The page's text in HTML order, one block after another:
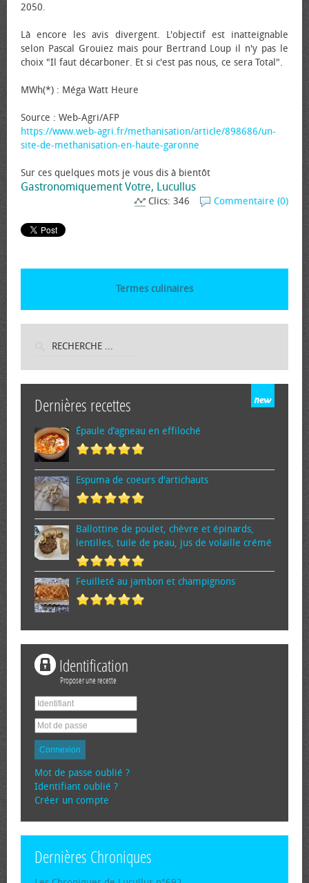
2050.
Là encore les avis divergent. L'objectif est inatteignable
selon Pascal Grouiez mais pour Bertrand Loup il n'y pas le
choix "Il faut décarboner. Et si c'est pas nous, ce sera Total".
MWh(*) : Méga Watt Heure
Source : Web-Agri/AFP
https://www.web-agri.fr/methanisation/article/898686/un-
site-de-methanisation-en-haute-garonne
Sur ces quelques mots je vous dis à bientôt
Gastronomiquement Votre, Lucullus
Commentaire (0)
Clics: 346
Termes culinaires
Dernières recettes
Épaule d’agneau en effiloché
Espuma de cœurs d'artichauts
Ballottine de poulet, chèvre et épinards,
lentilles, tuile de peau, jus de volaille crémé
Feuilleté au jambon et champignons
Identification
Proposer une recette
Connexion
Mot de passe oublié ?
Identifiant oublié ?
Créer un compte
Dernières Chroniques